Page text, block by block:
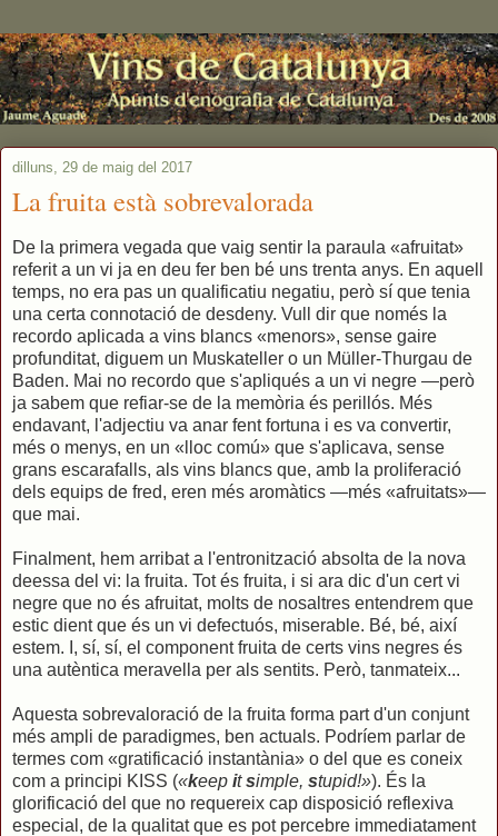
dilluns, 29 de maig del 2017
La fruita està sobrevalorada
De la primera vegada que vaig sentir la paraula «afruitat»
referit a un vi ja en deu fer ben bé uns trenta anys. En aquell
temps, no era pas un qualificatiu negatiu, però sí que tenia
una certa connotació de desdeny. Vull dir que només la
recordo aplicada a vins blancs «menors», sense gaire
profunditat, diguem un Muskateller o un Müller-Thurgau de
Baden. Mai no recordo que s'apliqués a un vi negre —però
ja sabem que refiar-se de la memòria és perillós. Més
endavant, l'adjectiu va anar fent fortuna i es va convertir,
més o menys, en un «lloc comú» que s'aplicava, sense
grans escarafalls, als vins blancs que, amb la proliferació
dels equips de fred, eren més aromàtics —més «afruitats»—
que mai.
Finalment, hem arribat a l'entronització absolta de la nova
deessa del vi: la fruita. Tot és fruita, i si ara dic d'un cert vi
negre que no és afruitat, molts de nosaltres entendrem que
estic dient que és un vi defectuós, miserable. Bé, bé, així
estem. I, sí, sí, el component fruita de certs vins negres és
una autèntica meravella per als sentits. Però, tanmateix...
Aquesta sobrevaloració de la fruita forma part d'un conjunt
més ampli de paradigmes, ben actuals. Podríem parlar de
termes com «gratificació instantània» o del que es coneix
com a principi KISS («keep itsimple, stupid!»). És la
glorificació del que no requereix cap disposició reflexiva
especial, de la qualitat que es pot percebre immediatament